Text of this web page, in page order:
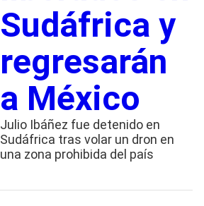
Sudáfrica y
regresarán
a México
Julio Ibáñez fue detenido en
Sudáfrica tras volar un dron en
una zona prohibida del país